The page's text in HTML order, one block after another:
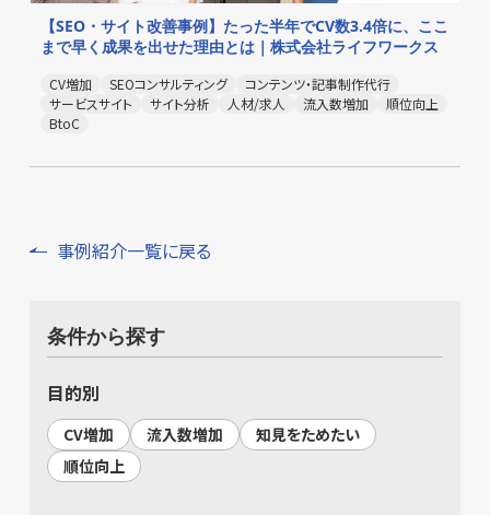
【SEO・サイト改善事例】たった半年でCV数3.4倍に、ここ
まで早く成果を出せた理由とは｜株式会社ライフワークス
CV増加 SEOコンサルティング
コンテンツ・記事制作代行
サービスサイト
サイト分析 人材/求人 流入数増加
順位向上
BtoC
事例紹介一覧に戻る
条件から探す
目的別
CV増加 流入数増加
知見をためたい
順位向上